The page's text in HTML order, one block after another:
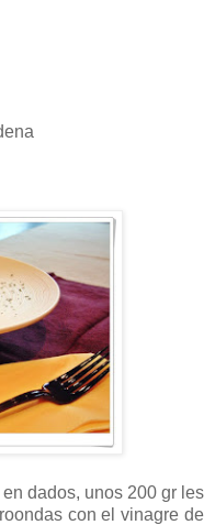
dados, unos 200 gr les
con el vinagre de